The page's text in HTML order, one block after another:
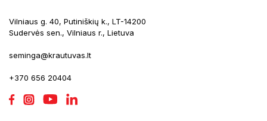
Vilniaus g. 40, Putiniškių k., LT-14200
Sudervės sen., Vilniaus r., Lietuva
seminga@krautuvas.lt
+370 656 20404